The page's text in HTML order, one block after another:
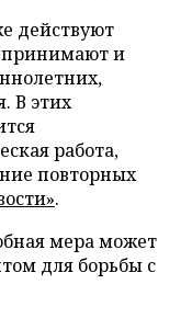
действуют
принимают и
В этих
работа,
повторных
.
мера может
для борьбы с